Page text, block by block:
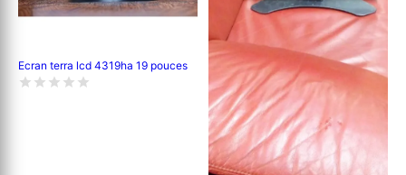
Ecran terra lcd 4319ha 19 pouces